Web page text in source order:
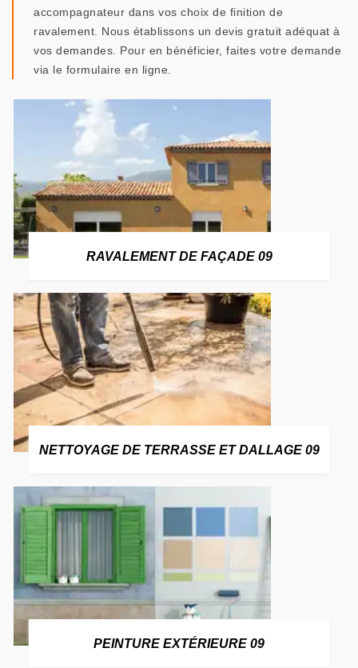
accompagnateur dans vos choix de finition de
ravalement. Nous établissons un devis gratuit adéquat à
vos demandes. Pour en bénéficier, faites votre demande
via le formulaire en ligne.
RAVALEMENT DE FAÇADE 09
NETTOYAGE DE TERRASSE ET DALLAGE 09
PEINTURE EXTÉRIEURE 09